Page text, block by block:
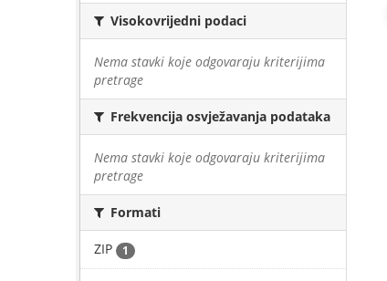
Visokovrijedni podaci
Nema stavki koje odgovaraju kriterijima
pretrage
Frekvencija osvježavanja podataka
Nema stavki koje odgovaraju kriterijima
pretrage
Formati
ZIP 1